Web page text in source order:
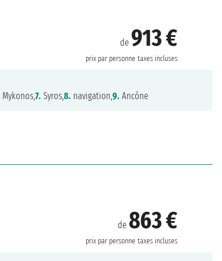
de 913 €
prix par personne taxes incluses
Mykonos,7. Syros,8. navigation,9. Ancône
de863 €
prix par personne taxes incluses